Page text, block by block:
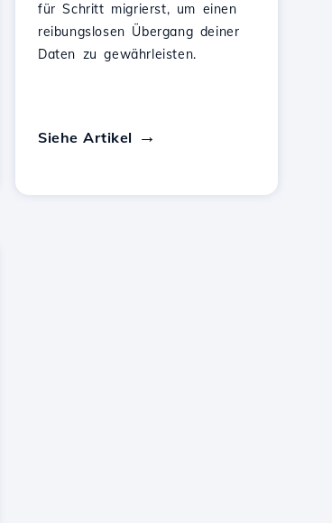
für Schritt migrierst, um einen
reibungslosen Übergang deiner
Daten zu gewährleisten.
Siehe Artikel